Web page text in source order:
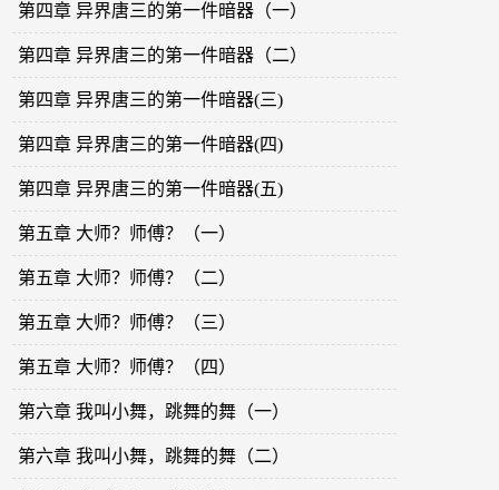
第四章 异界唐三的第一件暗器（一）
第四章 异界唐三的第一件暗器（二）
第四章 异界唐三的第一件暗器(三)
第四章 异界唐三的第一件暗器(四)
第四章 异界唐三的第一件暗器(五)
第五章 大师？师傅？（一）
第五章 大师？师傅？（二）
第五章 大师？师傅？（三）
第五章 大师？师傅？（四）
第六章 我叫小舞，跳舞的舞（一）
第六章 我叫小舞，跳舞的舞（二）